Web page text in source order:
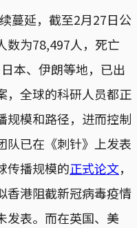
蔓延，截至2月27日公
数为78,497人，死亡
本、伊朗等地，已出
，全球的科研人员都正
规模和路径，进而控制
队已在《刺针》上发表
传播规模的正式论文，
香港阻截新冠病毒疫情
发表。而在英国、美